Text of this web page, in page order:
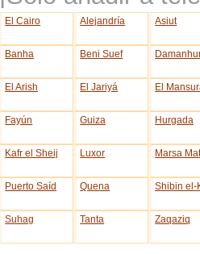
El Cairo Alejandría Asiut
Banha Beni Suef
El Arish El Jariyá El
Fayún Guiza Hurgada
Kafr el Sheij Luxor Marsa
Puerto Saíd Quena Shibin el-
Suhag Tanta Zaqaziq